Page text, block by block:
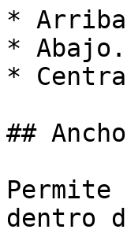
*
* Abajo.
*
##
dentro